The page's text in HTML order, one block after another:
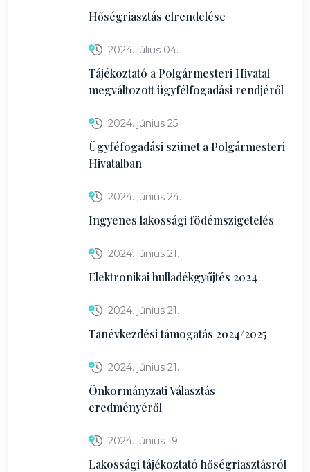
Hőségriasztás elrendelése
2024. július 04.
Tájékoztató a Polgármesteri Hivatal
megváltozott ügyfélfogadási rendjéről
2024. június 25.
Ügyféfogadási szünet a Polgármesteri
Hivatalban
2024. június 24.
Ingyenes lakossági födémszigetelés
2024. június 21.
Elektronikai hulladékgyűjtés 2024
2024. június 21.
Tanévkezdési támogatás 2024/2025
2024. június 21.
Önkormányzati Választás
eredményéről
2024. június 19.
Lakossági tájékoztató hőségriasztásról